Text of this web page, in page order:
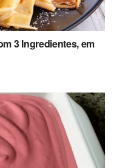
3 Ingredientes, em